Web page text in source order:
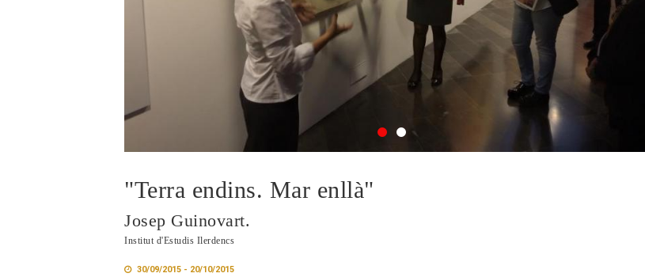
"Terra endins. Mar enllà"
Josep Guinovart.
Institut d'Estudis Ilerdencs
30/09/2015 - 20/10/2015